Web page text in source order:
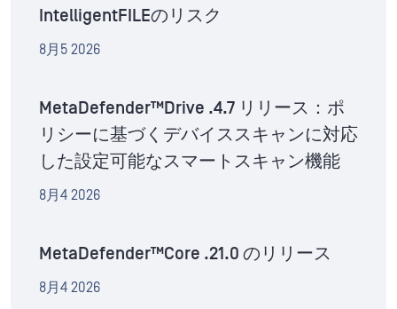
IntelligentFILEのリスク
8月5 2026
MetaDefender™Drive .4.7 リリース：ポ
リシーに基づくデバイススキャンに対応
した設定可能なスマートスキャン機能
8月4 2026
MetaDefender™Core .21.0 のリリース
8月4 2026